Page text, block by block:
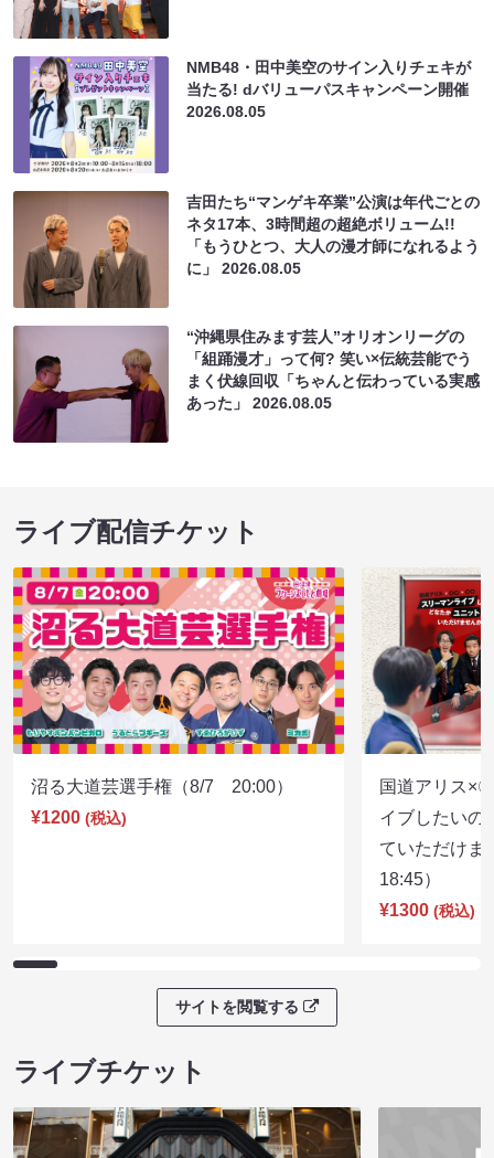
NMB48・田中美空のサイン入りチェキが
当たる! dバリューパスキャンペーン開催
2026.08.05
吉田たち“マンゲキ卒業”公演は年代ごとの
ネタ17本、3時間超の超絶ボリューム!!
「もうひとつ、大人の漫才師になれるよう
に」2026.08.05
“沖縄県住みます芸人”オリオンリーグの
「組踊漫才」って何? 笑い×伝統芸能でう
まく伏線回収「ちゃんと伝わっている実感
あった」2026.08.05
ライブ配信チケット
沼る大道芸選手権（8/7 20:00）
¥1200 (税込)
国道アリス×
イブしたいの
ていただけ
18:45）
¥1300 (税込)
サイトを閲覧する
ライブチケット